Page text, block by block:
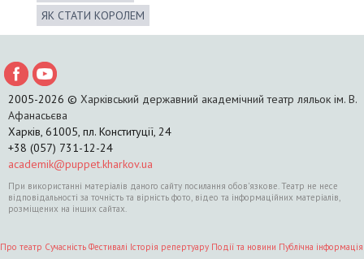
ЯК СТАТИ КОРОЛЕМ
2005-2026 © Харківський державний академічний театр ляльок ім. В.
Афанасьєва
Харків, 61005, пл. Конституції, 24
+38 (057) 731-12-24
academik@puppet.kharkov.ua
При використанні матеріалів даного сайту посилання обов'язкове. Театр не несе
відповідальності за точність та вірність фото, відео та інформаційних матеріалів,
розміщених на інших сайтах.
Про театр Сучасність Фестивалі Історія репертуару Події та новини Публічна інформація